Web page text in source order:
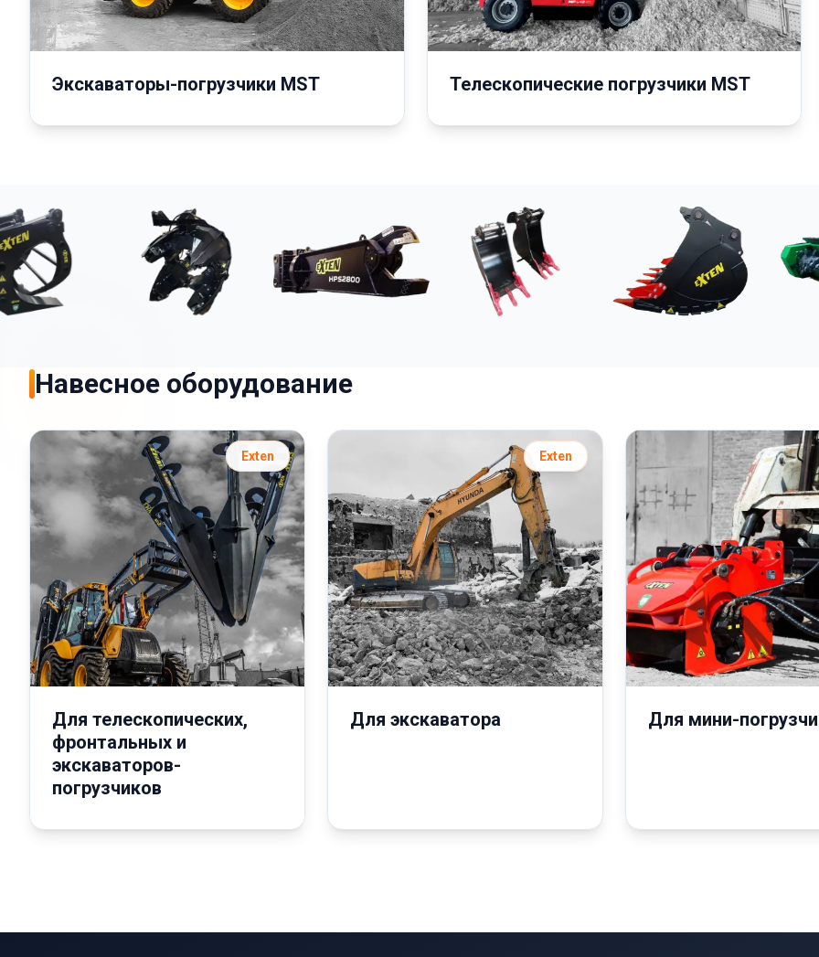
Экскаваторы-погрузчики MST Телескопические погрузчики MST
Навесное оборудование
Exten
Для телескопических,
фронтальных и
экскаваторов-
погрузчиков
Exten
Для экскаватора Для мини-